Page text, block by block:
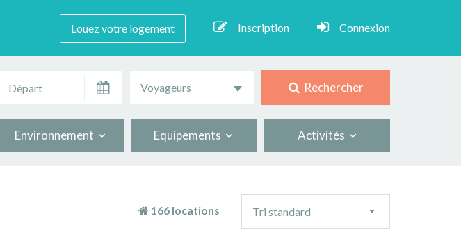
Louez votre logement Inscription Connexion
Voyageurs Rechercher
Environnement Equipements Activités
166 locations
tri
Tri standard